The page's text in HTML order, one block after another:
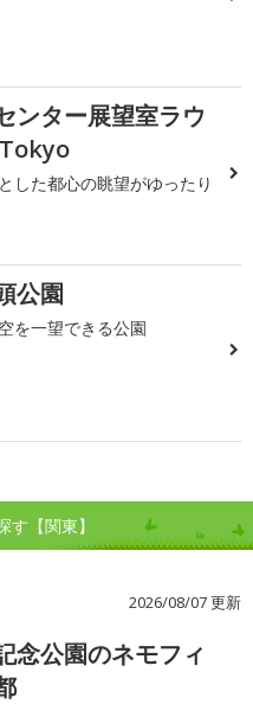
ンター展望室ラウ
した都心の眺望がゆったり
公園
を一望できる公園
【関東】
2026/08/07 更新
念公園のネモフィ